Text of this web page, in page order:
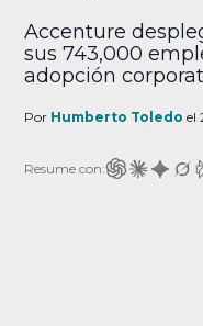
Accenture
sus 743,000
adopción
Por Humberto Toledo el
Resume con: